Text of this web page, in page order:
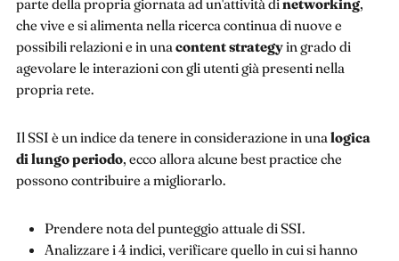
parte della propria giornata ad un'attività dinetworking,
che vive e si alimenta nella ricerca continua di nuove e
possibili relazioni e in unacontent strategyin grado di
agevolare le interazioni con gli utenti già presenti nella
propria rete.
Il SSI è un indice da tenere in considerazione in unalogica
di lungo periodo, ecco allora alcune best practice che
possono contribuire a migliorarlo.
Prendere nota del punteggio attuale di SSI.
Analizzare i 4 indici, verificare quello in cui si hanno